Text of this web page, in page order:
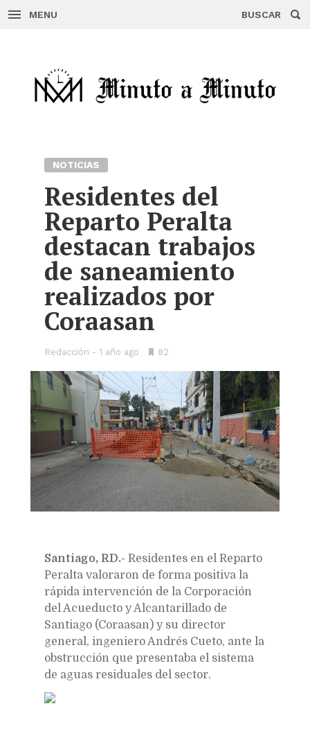
MENU BUSCAR
NOTICIAS
Residentes del
Reparto Peralta
destacan trabajos
de saneamiento
realizados por
Coraasan
Redacción 1 año ago
•82
Santiago, RD.- Residentes en el Reparto
Peralta valoraron de forma positiva la
rápida intervención de la Corporación
del Acueducto y Alcantarillado de
Santiago (Coraasan) y su director
general, ingeniero Andrés Cueto, ante la
obstrucción que presentaba el sistema
de aguas residuales del sector.